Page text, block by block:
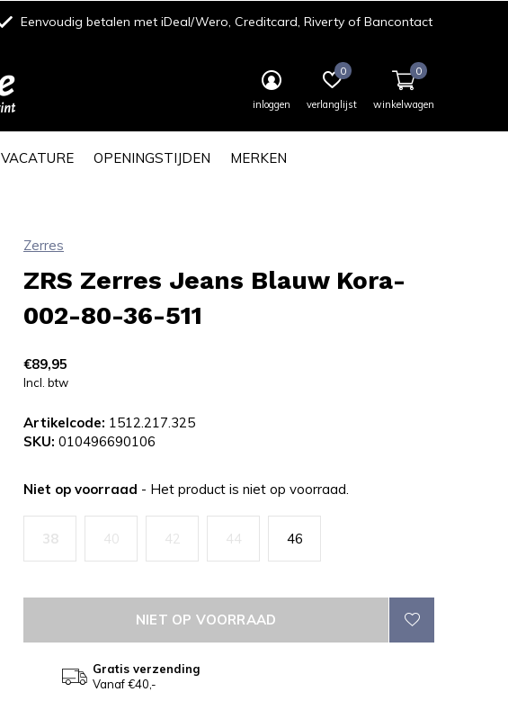
VACATURE OPENINGSTIJDEN MERKEN
inloggen verlanglijst
0
winkelwagen
0
Eenvoudig betalen met iDeal/Wero, Creditcard, Riverty of Bancontact
Zerres
ZRS Zerres Jeans Blauw Kora-
002-80-36-511
€89,95
Incl. btw
Artikelcode: 1512.217.325
SKU: 010496690106
Niet op voorraad - Het product is niet op voorraad.
38 40 42 44 46
NIET OP VOORRAAD
Gratis verzending
Vanaf €40,-